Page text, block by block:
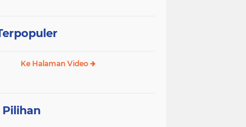
Ke Halaman Video